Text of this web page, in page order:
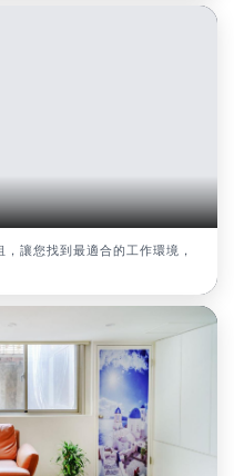
讓您找到最適合的工作環境，